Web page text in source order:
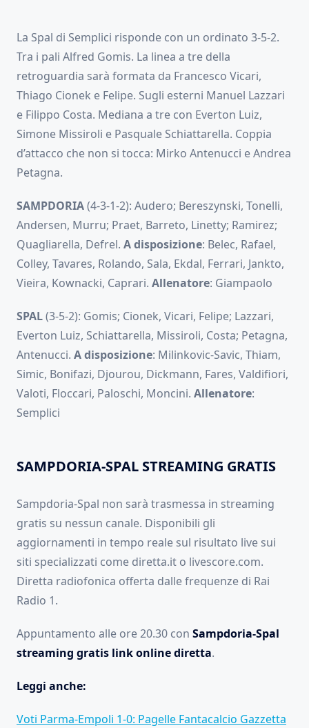
La Spal di Semplici risponde con un ordinato 3-5-2.
Tra i pali Alfred Gomis. La linea a tre della
retroguardia sarà formata da Francesco Vicari,
Thiago Cionek e Felipe. Sugli esterni Manuel Lazzari
e Filippo Costa. Mediana a tre con Everton Luiz,
Simone Missiroli e Pasquale Schiattarella. Coppia
d’attacco che non si tocca: Mirko Antenucci e Andrea
Petagna.
SAMPDORIA(4-3-1-2): Audero; Bereszynski, Tonelli,
Andersen, Murru; Praet, Barreto, Linetty; Ramirez;
Quagliarella, Defrel. A disposizione: Belec, Rafael,
Colley, Tavares, Rolando, Sala, Ekdal, Ferrari, Jankto,
Vieira, Kownacki, Caprari. Allenatore: Giampaolo
SPAL(3-5-2): Gomis; Cionek, Vicari, Felipe; Lazzari,
Everton Luiz, Schiattarella, Missiroli, Costa; Petagna,
Antenucci. A disposizione: Milinkovic-Savic, Thiam,
Simic, Bonifazi, Djourou, Dickmann, Fares, Valdifiori,
Valoti, Floccari, Paloschi, Moncini. Allenatore:
Semplici
SAMPDORIA-SPAL STREAMING GRATIS
Sampdoria-Spal non sarà trasmessa in streaming
gratis su nessun canale. Disponibili gli
aggiornamenti in tempo reale sul risultato live sui
siti specializzati come diretta.it o livescore.com.
Diretta radiofonica offerta dalle frequenze di Rai
Radio 1.
Appuntamento alle ore 20.30 con Sampdoria-Spal
streaming gratis link online diretta.
Leggi anche:
Voti Parma-Empoli 1-0: Pagelle Fantacalcio Gazzetta